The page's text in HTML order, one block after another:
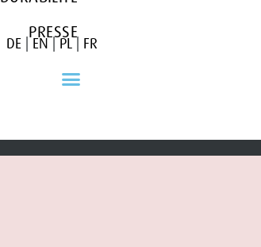
DE |EN|PL| FR
PRESSE